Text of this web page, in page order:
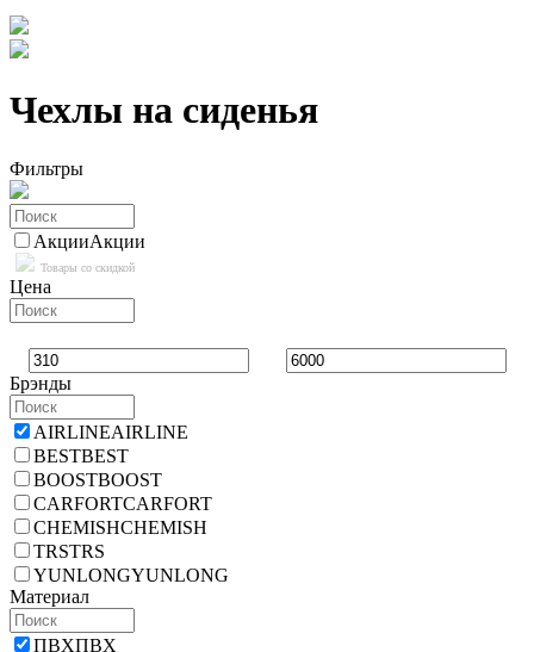
Чехлы на сиденья
Фильтры
АкцииАкции
Товары со скидкой
Цена
Брэнды
AIRLINEAIRLINE
BESTBEST
BOOSTBOOST
CARFORTCARFORT
CHEMISHCHEMISH
TRSTRS
YUNLONGYUNLONG
Материал
ПВХПВХ